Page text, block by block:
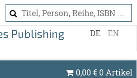
DE EN
0,00€ 0 Artikel